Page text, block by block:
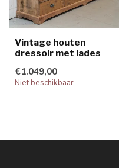
Vintage houten
dressoir met lades
€1.049,00
Niet beschikbaar